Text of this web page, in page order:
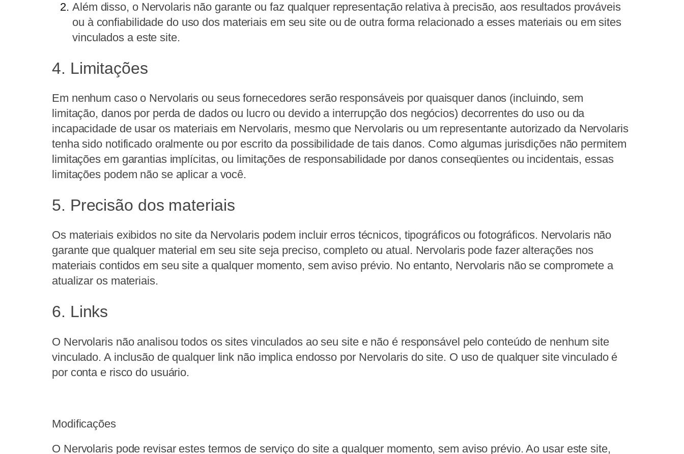
Além disso, o Nervolaris não garante ou faz qualquer representação relativa à precisão, aos resultados prováveis ​​
ou à confiabilidade do uso dos materiais em seu site ou de outra forma relacionado a esses materiais ou em sites
vinculados a este site.
4. Limitações
Em nenhum caso o Nervolaris ou seus fornecedores serão responsáveis ​​por quaisquer danos (incluindo, sem
limitação, danos por perda de dados ou lucro ou devido a interrupção dos negócios) decorrentes do uso ou da
incapacidade de usar os materiais em Nervolaris, mesmo que Nervolaris ou um representante autorizado da Nervolaris
tenha sido notificado oralmente ou por escrito da possibilidade de tais danos. Como algumas jurisdições não permitem
limitações em garantias implícitas, ou limitações de responsabilidade por danos conseqüentes ou incidentais, essas
limitações podem não se aplicar a você.
5. Precisão dos materiais
Os materiais exibidos no site da Nervolaris podem incluir erros técnicos, tipográficos ou fotográficos. Nervolaris não
garante que qualquer material em seu site seja preciso, completo ou atual. Nervolaris pode fazer alterações nos
materiais contidos em seu site a qualquer momento, sem aviso prévio. No entanto, Nervolaris não se compromete a
atualizar os materiais.
6. Links
O Nervolaris não analisou todos os sites vinculados ao seu site e não é responsável pelo conteúdo de nenhum site
vinculado. A inclusão de qualquer link não implica endosso por Nervolaris do site. O uso de qualquer site vinculado é
por conta e risco do usuário.
Modificações
O Nervolaris pode revisar estes termos de serviço do site a qualquer momento, sem aviso prévio. Ao usar este site,